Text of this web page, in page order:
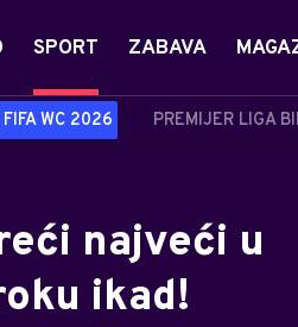
SPORT
FIFA WC 2026 PREMIJER LIGA
ZABAVA
najveći u
ikad!